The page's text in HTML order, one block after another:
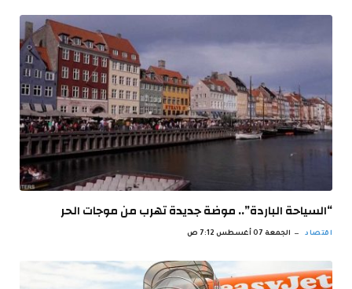
“السياحة الباردة”.. موضة جديدة تهرب من موجات الحر
اقتصاد الجمعة 07 أغسطس 7:12 ص